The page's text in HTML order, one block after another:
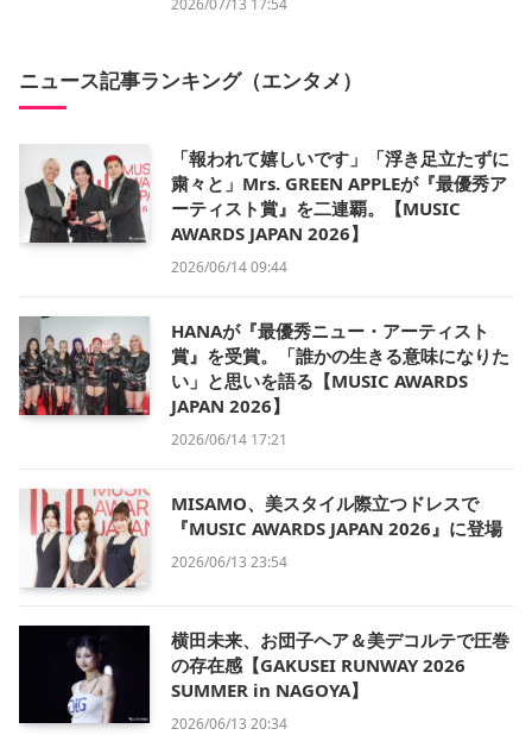
2026/07/13 17:54
ニュース記事ランキング（エンタメ）
「報われて嬉しいです」「浮き足立たずに
粛々と」Mrs. GREEN APPLEが『最優秀ア
ーティスト賞』を二連覇。【MUSIC
AWARDS JAPAN 2026】
2026/06/14 09:44
HANAが『最優秀ニュー・アーティスト
賞』を受賞。「誰かの生きる意味になりた
い」と思いを語る【MUSIC AWARDS
JAPAN 2026】
2026/06/14 17:21
MISAMO、美スタイル際立つドレスで
『MUSIC AWARDS JAPAN 2026』に登場
2026/06/13 23:54
横田未来、お団子ヘア＆美デコルテで圧巻
の存在感【GAKUSEI RUNWAY 2026
SUMMER in NAGOYA】
2026/06/13 20:34